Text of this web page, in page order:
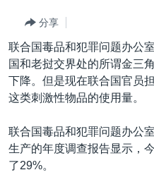
容
跳
转
到
航
转
港澳
国际
最新国际新闻
印太
中东
欧洲
分类新闻
经济·金融·贸易
人权·法律·宗教
科教·文娱·体健
美中关系
热点专题
白宫要闻
VOA视频
分享
联合国毒品和犯罪问题办公
国和老挝交界处的所谓金三
下降。但是现在联合国官员
这类刺激性物品的使用量。
联合国毒品和犯罪问题办公
生产的年度调查报告显示，
了29%。